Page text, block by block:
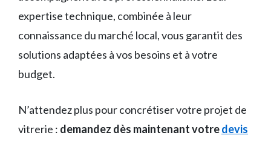
expertise technique, combinée à leur
connaissance du marché local, vous garantit des
solutions adaptées à vos besoins et à votre
budget.
N’attendez plus pour concrétiser votre projet de
vitrerie : demandez dès maintenant votredevis